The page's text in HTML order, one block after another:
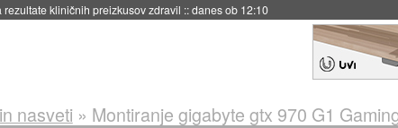
kliničnih preizkusov zdravil ::danes ob 12:10
nasveti » Montiranje gigabyte gtx 970 G1